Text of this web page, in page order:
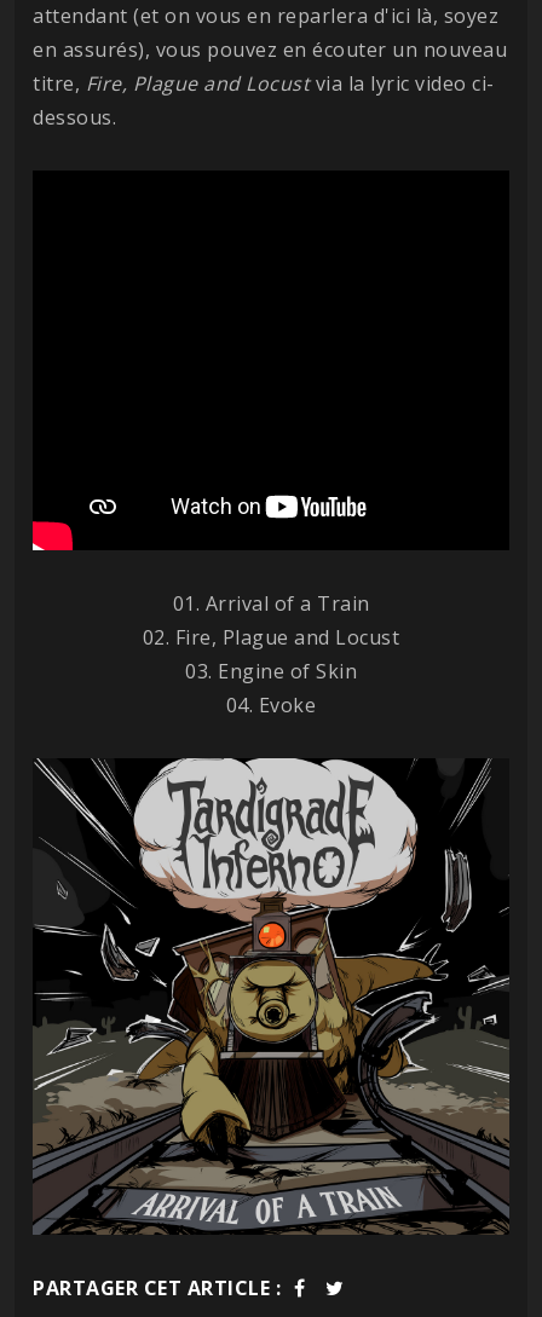
attendant (et on vous en reparlera d'ici là, soyez
en assurés), vous pouvez en écouter un nouveau
titre, Fire, Plague and Locustvia la lyric video ci-
dessous.
01. Arrival of a Train
02. Fire, Plague and Locust
03. Engine of Skin
04. Evoke
PARTAGER CET ARTICLE :